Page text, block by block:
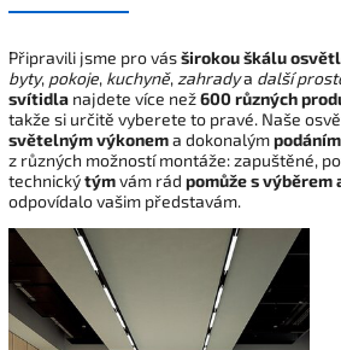
Připravili jsme pro vásširokou škálu
byty, pokoje, kuchyně, zahradya další
svítidla najdete více než600 různých
takže si určitě vyberete to pravé. Naše
světelným výkonema dokonalým
z různých možností montáže: zapuštěné,
technickýtýmvám rád pomůže s výběrem
odpovídalo vašim představám.